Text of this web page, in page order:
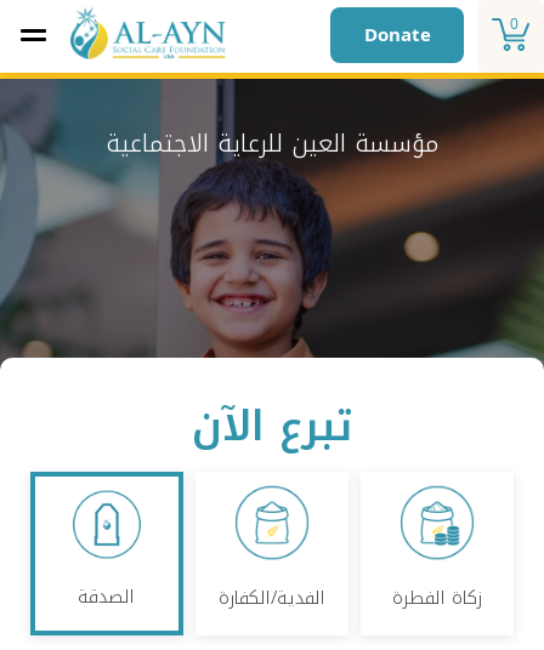
0
Donate
مؤسسة العين للرعاية الاجتماعية
تبرع الآن
الصدقة الفدية/الكفارة زكاة الفطرة